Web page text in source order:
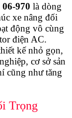
970 là dòng
xe nâng đối
động vô cùng
điện AC.
kế nhỏ gọn,
cơ sở sản
cũng như tăng
Trọng